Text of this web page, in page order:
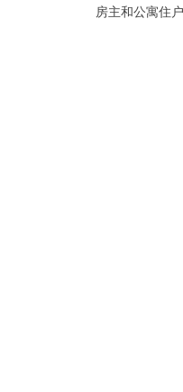
房主和公寓住